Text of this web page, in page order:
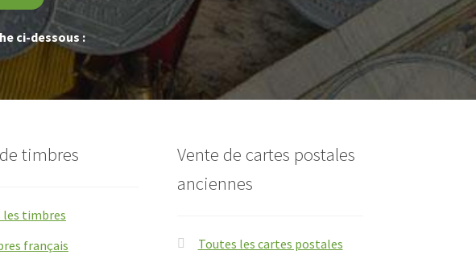
ci-dessous :
timbres
les timbres
français
Vente de cartes postales
anciennes
Toutes les cartes postales